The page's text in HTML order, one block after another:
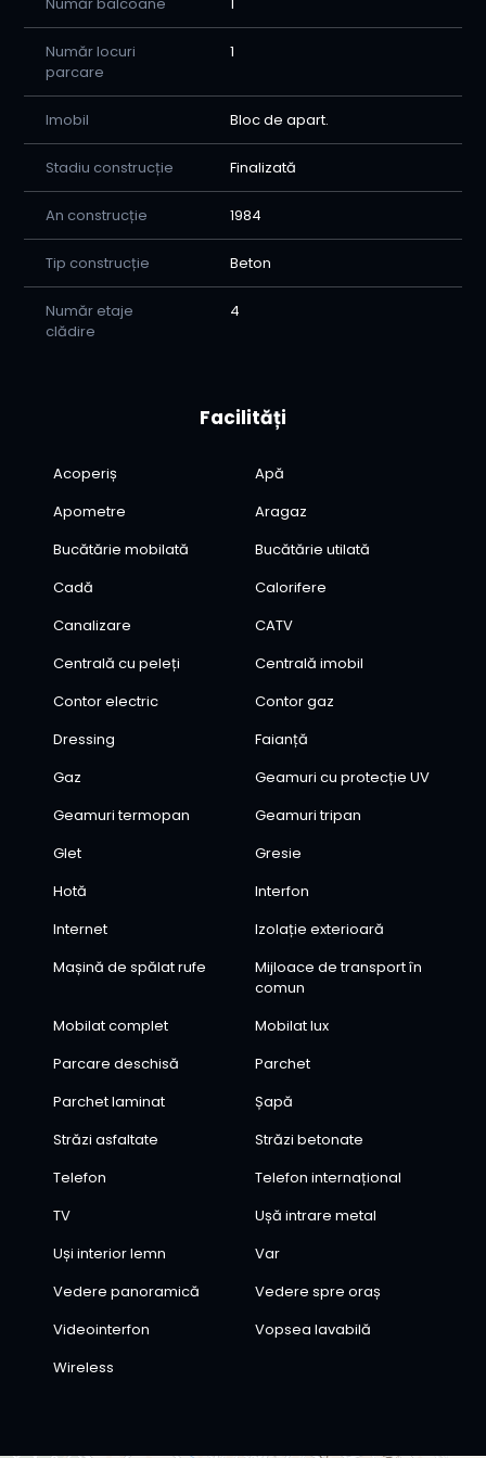
Număr locuri
parcare
1
Imobil Bloc de apart.
Stadiu construcție Finalizată
An construcție 1984
Tip construcție Beton
Număr etaje
clădire
4
Facilități
Acoperiș
Apă
Apometre
Aragaz
Bucătărie mobilată
Bucătărie utilată
Cadă
Calorifere
Canalizare
CATV
Centrală cu peleți
Centrală imobil
Contor electric
Contor gaz
Dressing
Faianță
Gaz
Geamuri cu protecție UV
Geamuri termopan
Geamuri tripan
Glet
Gresie
Hotă
Interfon
Internet
Izolație exterioară
Mașină de spălat rufe
Mijloace de transport în
comun
Mobilat complet
Mobilat lux
Parcare deschisă
Parchet
Parchet laminat
Șapă
Străzi asfaltate
Străzi betonate
Telefon
Telefon internațional
TV
Ușă intrare metal
Uși interior lemn
Var
Vedere panoramică
Vedere spre oraș
Videointerfon
Vopsea lavabilă
Wireless